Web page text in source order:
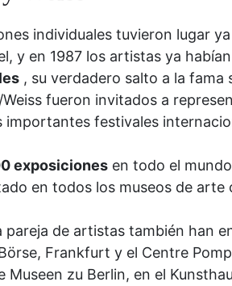
individuales tuvieron lugar
y en 1987 los artistas ya
, su verdadero salto a la
fueron invitados a
importantes festivales
exposiciones en todo el
en todos los museos de
pareja de artistas también han
Frankfurt y el Centre
zu Berlin, en el